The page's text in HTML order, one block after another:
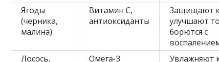
Ягоды
(черника,
малина)
Витамин С,
антиоксиданты
Защищают
улучшают
борются с
Лосось,
Омега-3
Увлажняют